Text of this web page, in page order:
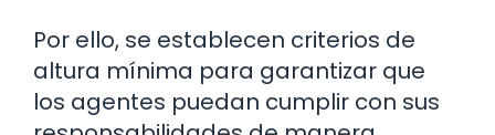
Por ello, se establecen criterios de
altura mínima para garantizar que
los agentes puedan cumplir con sus